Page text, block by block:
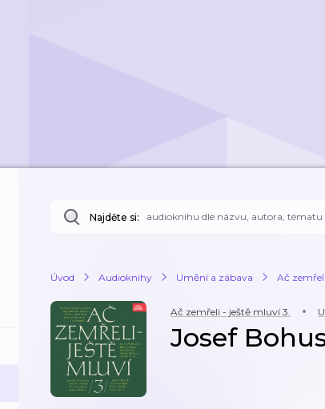
Najděte si:
Úvod Audioknihy Umění a zábava Ač
Ač zemřeli - ještě mluví 3.
Josef